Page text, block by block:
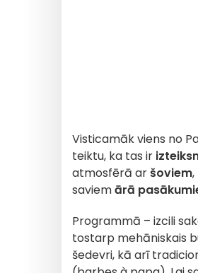
Visticamāk viens no
teiktu, ka tas ir
atmosfērā aršoviem,
saviemārā
Programmā – izcili
tostarp mehāniskais
šedevri, kā arī